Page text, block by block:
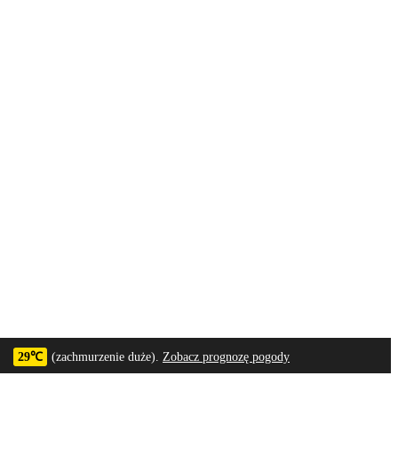
29℃ (zachmurzenie duże). Zobacz prognozę pogody